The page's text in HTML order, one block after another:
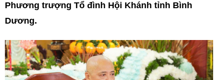
Phương trượng Tổ đình Hội Khánh tỉnh Bình
Dương.